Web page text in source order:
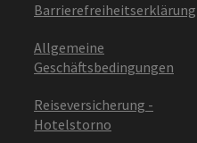
Barrierefreiheitserklärung
Allgemeine
Geschäftsbedingungen
Reiseversicherung -
Hotelstorno